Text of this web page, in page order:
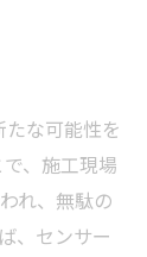
な可能性を
、施工現場
れ、無駄の
、センサー